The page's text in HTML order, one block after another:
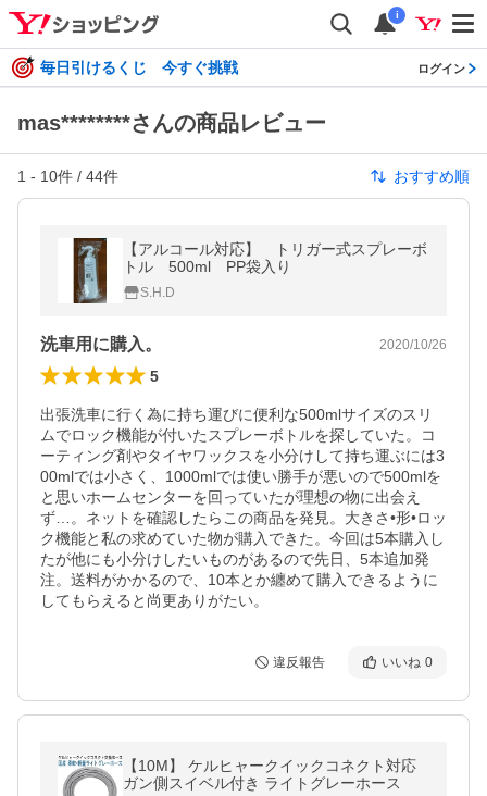
i
毎日引けるくじ 今すぐ挑戦 ログイン
mas********さんの商品レビュー
1 - 10件 / 44件 おすすめ順
【アルコール対応】 トリガー式スプレーボ
トル 500ml PP袋入り
S.H.D
洗車用に購入。 2020/10/26
5
出張洗車に行く為に持ち運びに便利な500mlサイズのスリ
ムでロック機能が付いたスプレーボトルを探していた。コ
ーティング剤やタイヤワックスを小分けして持ち運ぶには3
00mlでは小さく、1000mlでは使い勝手が悪いので500mlを
と思いホームセンターを回っていたが理想の物に出会え
ず…。ネットを確認したらこの商品を発見。大きさ•形•ロッ
ク機能と私の求めていた物が購入できた。今回は5本購入し
たが他にも小分けしたいものがあるので先日、5本追加発
注。送料がかかるので、10本とか纏めて購入できるように
してもらえると尚更ありがたい。
違反報告 いいね 0
【10M】 ケルヒャークイックコネクト対応
ガン側スイベル付き ライトグレーホース